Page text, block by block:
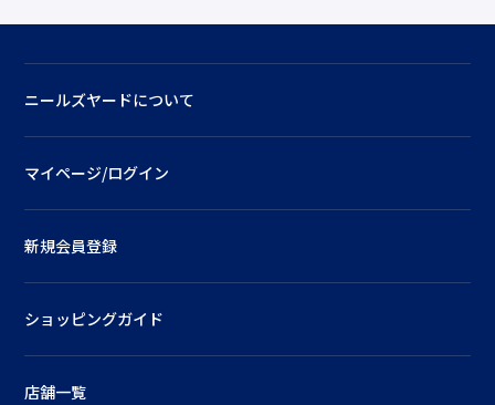
ニールズヤードについて
マイページ/ログイン
新規会員登録
ショッピングガイド
店舗一覧